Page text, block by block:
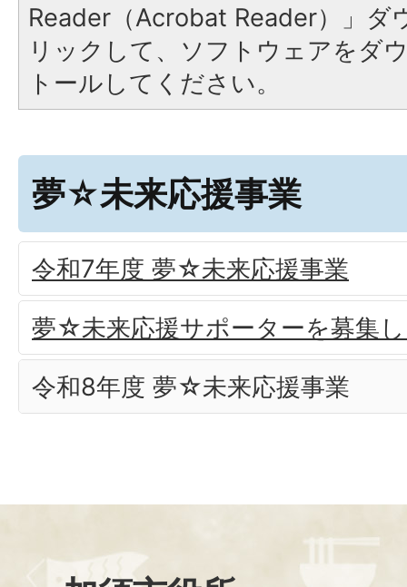
Reader（Acrobat Reader）」ダ
リックして、ソフトウェアをダ
トールしてください。
夢☆未来応援事業
令和7年度 夢☆未来応援事業
夢☆未来応援サポーターを募集
令和8年度 夢☆未来応援事業